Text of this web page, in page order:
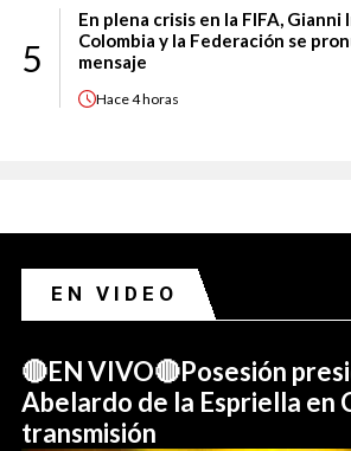
5
En plena crisis en la FIFA,
Colombia y la Federación se
mensaje
Hace4 horas
EN VIDEO
🔴EN VIVO🔴Posesión
Abelardo de la Espriella en
transmisión